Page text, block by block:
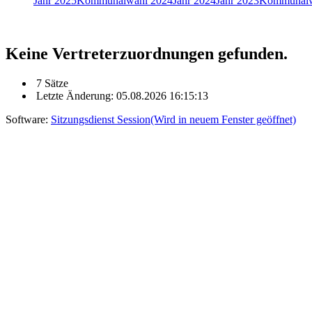
Keine Vertreterzuordnungen gefunden.
7 Sätze
Letzte Änderung: 05.08.2026 16:15:13
Software: Sitzungsdienst Session(Wird in neuem Fenster geöffnet)